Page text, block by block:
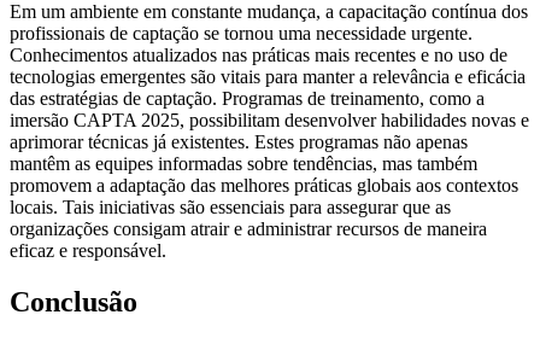
Em um ambiente em constante mudança, a capacitação contínua dos
profissionais de captação se tornou uma necessidade urgente.
Conhecimentos atualizados nas práticas mais recentes e no uso de
tecnologias emergentes são vitais para manter a relevância e eficácia
das estratégias de captação. Programas de treinamento, como a
imersão CAPTA 2025, possibilitam desenvolver habilidades novas e
aprimorar técnicas já existentes. Estes programas não apenas
mantêm as equipes informadas sobre tendências, mas também
promovem a adaptação das melhores práticas globais aos contextos
locais. Tais iniciativas são essenciais para assegurar que as
organizações consigam atrair e administrar recursos de maneira
eficaz e responsável.
Conclusão